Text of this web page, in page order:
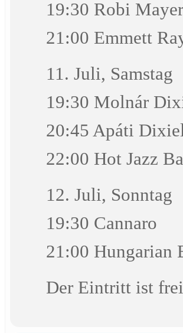
19:30 Robi
21:00 Emmett
11. Juli, Samstag
19:30 Molnár
20:45 Apáti
22:00 Hot Jazz
12. Juli, Sonntag
19:30 Cannaro
21:00 Hungarian
Der Eintritt ist